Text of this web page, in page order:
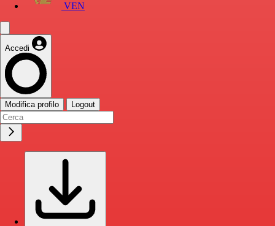
VEN
Accedi
Modifica profilo Logout